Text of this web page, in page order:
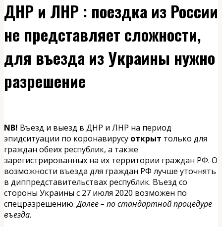
ДНР и ЛНР : поездка из России
не представляет сложности,
для въезда из Украины нужно
разрешение
NB! Въезд и выезд в ДНР и ЛНР на период
эпидситуации по коронавирусу открыт только для
граждан обеих республик, а также
зарегистрированных на их территории граждан РФ. О
возможности въезда для граждан РФ лучше уточнять
в диппредставительствах республик. Въезд со
стороны Украины с 27 июля 2020 возможен по
спецразрешению.Далее – по стандартной процедуре
въезда.